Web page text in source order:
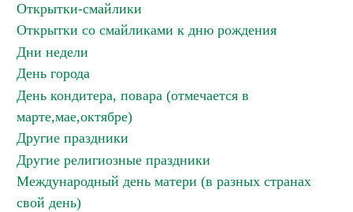
Открытки-смайлики
Открытки со смайликами к дню рождения
Дни недели
День города
День кондитера, повара (отмечается в
марте,мае,октябре)
Другие праздники
Другие религиозные праздники
Международный день матери (в разных странах
свой день)